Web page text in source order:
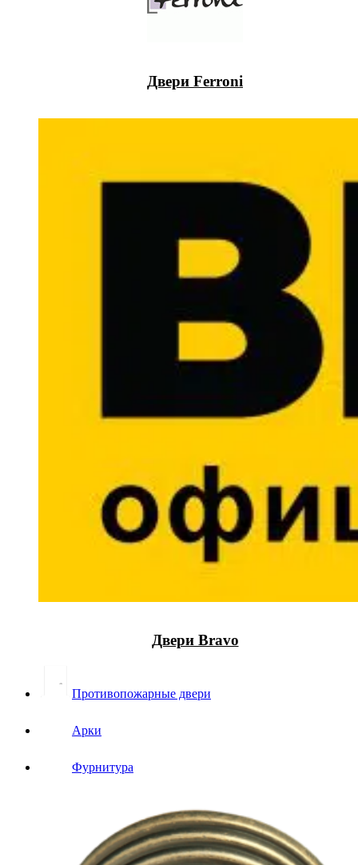
Двери Ferroni
Двери Bravo
Противопожарные двери
Арки
Фурнитура